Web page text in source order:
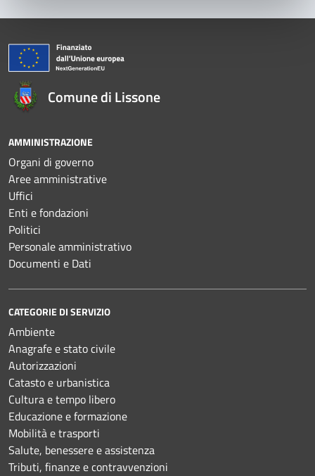
Comune di Lissone
AMMINISTRAZIONE
Organi di governo
Aree amministrative
Uffici
Enti e fondazioni
Politici
Personale amministrativo
Documenti e Dati
CATEGORIE DI SERVIZIO
Ambiente
Anagrafe e stato civile
Autorizzazioni
Catasto e urbanistica
Cultura e tempo libero
Educazione e formazione
Mobilità e trasporti
Salute, benessere e assistenza
Tributi, finanze e contravvenzioni